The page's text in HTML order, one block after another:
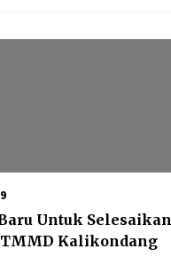
Untuk
Kalikondang